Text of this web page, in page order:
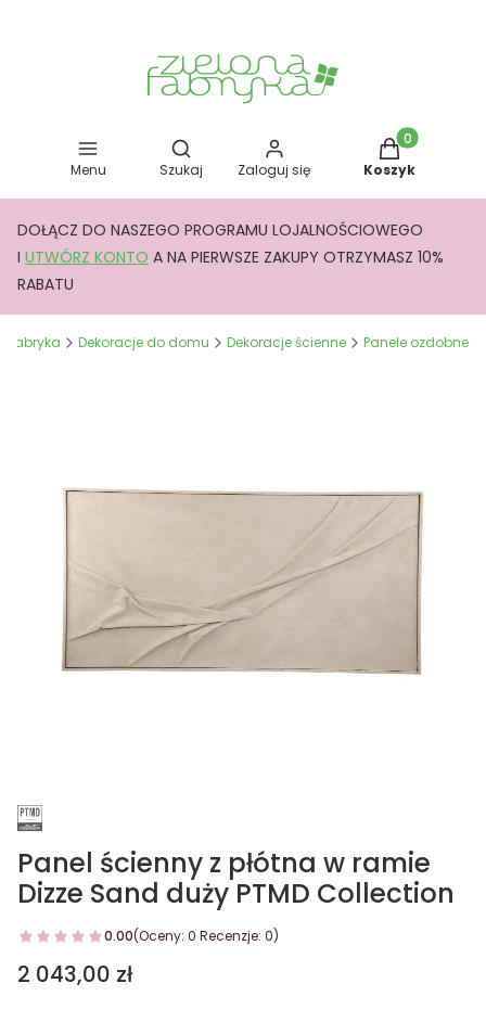
Menu
Otwórz wyszukiwarkę
Szukaj Zaloguj się
Produkty w
Koszyk
DOŁĄCZ DO NASZEGO PROGRAMU LOJALNOŚCIOWEGO
I UTWÓRZ KONTO A NA PIERWSZE ZAKUPY OTRZYMASZ 10%
RABATU
Fabryka Dekoracje do domu Dekoracje ścienne Panele ozdobne
Panel ścienny z płótna w ramie
Dizze Sand duży PTMD Collection
0.00(Oceny: 0 Recenzje: 0)
Cena
2 043,00 zł